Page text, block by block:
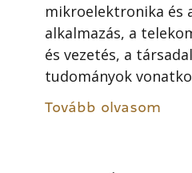
mikroelektronika és
alkalmazás, a
és vezetés, a
tudományok
Tovább olvasom